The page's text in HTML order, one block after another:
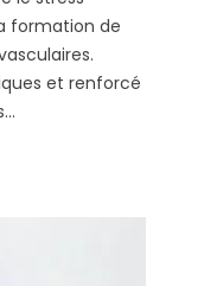
formation de
et renforcé